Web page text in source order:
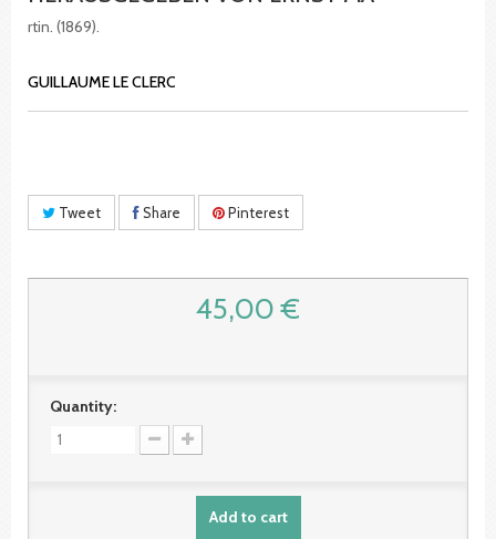
rtin. (1869).
GUILLAUME LE CLERC
Tweet Share Pinterest
45,00 €
Quantity:
Add to cart